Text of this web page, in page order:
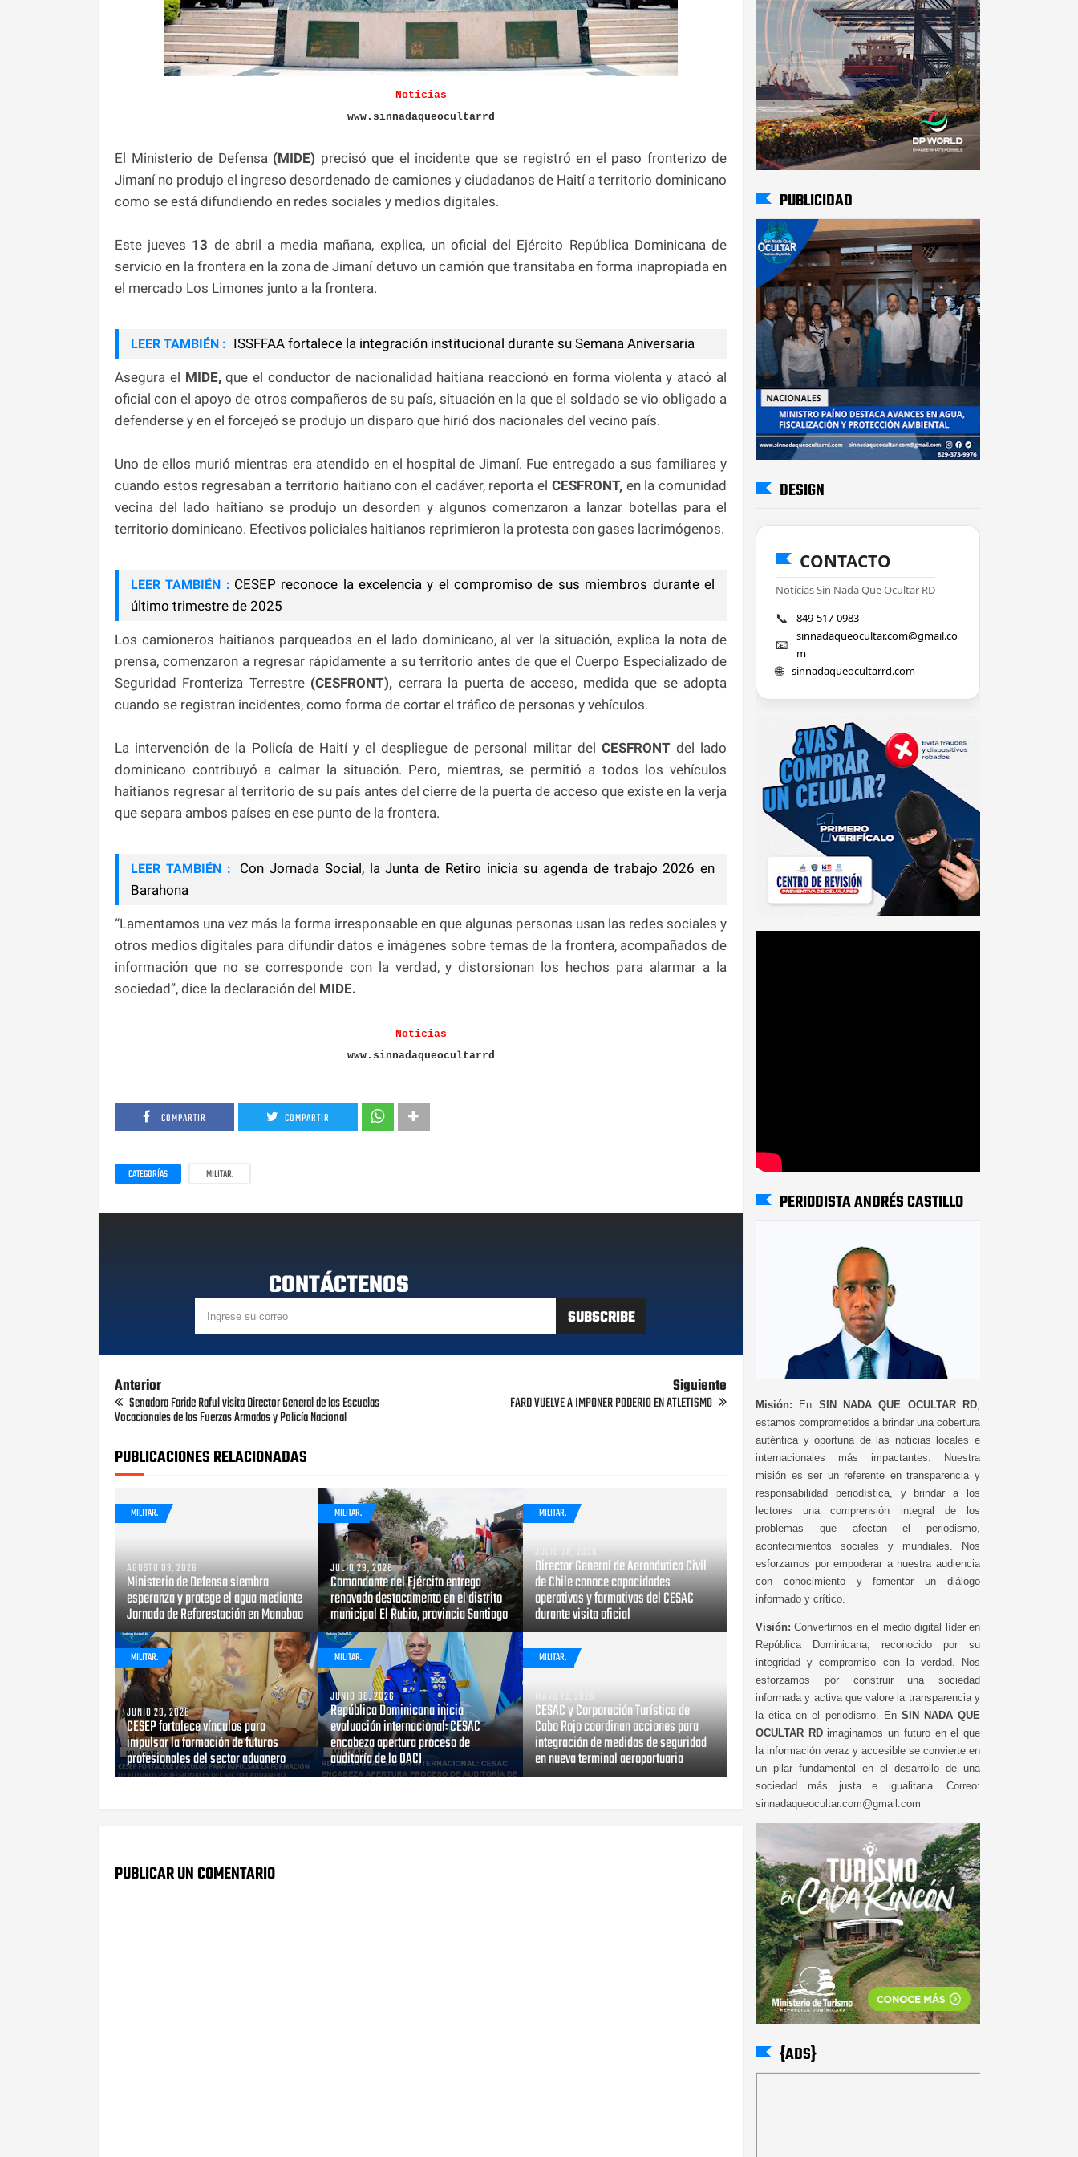
Noticias
www.sinnadaqueocultarrd
El Ministerio de Defensa (MIDE) precisó que el incidente que se registró en el paso fronterizo de
Jimaní no produjo el ingreso desordenado de camiones y ciudadanos de Haití a territorio dominicano
como se está difundiendo en redes sociales y medios digitales.
Este jueves 13 de abril a media mañana, explica, un oficial del Ejército República Dominicana de
servicio en la frontera en la zona de Jimaní detuvo un camión que transitaba en forma inapropiada en
el mercado Los Limones junto a la frontera.
LEER TAMBIÉN : ISSFFAA fortalece la integración institucional durante su Semana Aniversaria
Asegura el MIDE,que el conductor de nacionalidad haitiana reaccionó en forma violenta y atacó al
oficial con el apoyo de otros compañeros de su país, situación en la que el soldado se vio obligado a
defenderse y en el forcejeó se produjo un disparo que hirió dos nacionales del vecino país.
Uno de ellos murió mientras era atendido en el hospital de Jimaní. Fue entregado a sus familiares y
cuando estos regresaban a territorio haitiano con el cadáver, reporta el CESFRONT, en la comunidad
vecina del lado haitiano se produjo un desorden y algunos comenzaron a lanzar botellas para el
territorio dominicano. Efectivos policiales haitianos reprimieron la protesta con gases lacrimógenos.
LEER TAMBIÉN : CESEP reconoce la excelencia y el compromiso de sus miembros durante el
último trimestre de 2025
Los camioneros haitianos parqueados en el lado dominicano, al ver la situación, explica la nota de
prensa, comenzaron a regresar rápidamente a su territorio antes de que el Cuerpo Especializado de
Seguridad Fronteriza Terrestre (CESFRONT), cerrara la puerta de acceso, medida que se adopta
cuando se registran incidentes, como forma de cortar el tráfico de personas y vehículos.
La intervención de la Policía de Haití y el despliegue de personal militar del CESFRONTdel lado
dominicano contribuyó a calmar la situación. Pero, mientras, se permitió a todos los vehículos
haitianos regresar al territorio de su país antes del cierre de la puerta de acceso que existe en la verja
que separa ambos países en ese punto de la frontera.
LEER TAMBIÉN :
Con Jornada Social, la Junta de Retiro inicia su agenda de trabajo 2026 en
Barahona
“Lamentamos una vez más la forma irresponsable en que algunas personas usan las redes sociales y
otros medios digitales para difundir datos e imágenes sobre temas de la frontera, acompañados de
información que no se corresponde con la verdad, y distorsionan los hechos para alarmar a la
sociedad”, dice la declaración del MIDE.
Noticias
www.sinnadaqueocultarrd
COMPARTIR COMPARTIR
CATEGORÍAS MILITAR.
CONTÁCTENOS
Anterior
Senadora Faride Raful visita Director General de las Escuelas
Vocacionales de las Fuerzas Armadas y Policía Nacional
Siguiente
FARD VUELVE A IMPONER PODERIO EN ATLETISMO
PUBLICACIONES RELACIONADAS
MILITAR.
AGOSTO 03, 2026
Ministerio de Defensa siembra
esperanza y protege el agua mediante
Jornada de Reforestación en Manabao
MILITAR.
JULIO 29, 2026
Comandante del Ejército entrega
renovado destacamento en el distrito
municipal El Rubio, provincia Santiago
MILITAR.
JULIO 28, 2026
Director General de Aeronáutica Civil
de Chile conoce capacidades
operativas y formativas del CESAC
durante visita oficial
MILITAR.
JUNIO 29, 2026
CESEP fortalece vínculos para
impulsar la formación de futuros
profesionales del sector aduanero
MILITAR.
JUNIO 08, 2026
República Dominicana inicia
evaluación internacional: CESAC
encabeza apertura proceso de
auditoría de la OACI
MILITAR.
MAYO 13, 2026
CESAC y Corporación Turística de
Cabo Rojo coordinan acciones para
integración de medidas de seguridad
en nueva terminal aeroportuaria
PUBLICAR UN COMENTARIO
PUBLICIDAD
DESIGN
CONTACTO
Noticias Sin Nada Que Ocultar RD
📞 849-517-0983
📧
sinnadaqueocultar.com@gmail.co
m
🌐 sinnadaqueocultarrd.com
PERIODISTA ANDRÉS CASTILLO
Misión: En SIN NADA QUE OCULTAR RD
estamos comprometidos a brindar una cobertura
auténtica y oportuna de las noticias locales e
internacionales más impactantes. Nuestra
misión es ser un referente en transparencia y
responsabilidad periodística, y brindar a los
lectores una comprensión integral de los
problemas que afectan el periodismo,
acontecimientos sociales y mundiales. Nos
esforzamos por empoderar a nuestra audiencia
con conocimiento y fomentar un diálogo
informado y crítico.
Visión: Convertirnos en el medio digital líder en
República Dominicana, reconocido por su
integridad y compromiso con la verdad. Nos
esforzamos por construir una sociedad
informada y activa que valore la transparencia y
la ética en el periodismo. En SIN NADA QUE
OCULTAR RDimaginamos un futuro en el que
la información veraz y accesible se convierte en
un pilar fundamental en el desarrollo de una
sociedad más justa e igualitaria. Correo:
sinnadaqueocultar.com@gmail.com
{ADS}